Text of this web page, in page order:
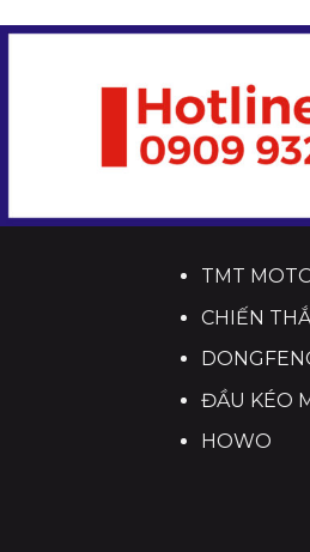
TMT
CHIẾN
ĐẦU KÉO
HOWO